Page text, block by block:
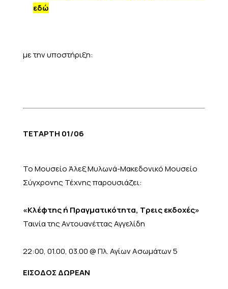
εδώ
με την υποστήριξη:
ΤΕΤΑΡΤΗ 01/06
Το Μουσείο Άλεξ Μυλωνά-Μακεδονικό Μουσείο
Σύγχρονης Τέχνης παρουσιάζει:
«Κλέφτης ή Πραγματικότητα, Τρεις εκδοχές»
Ταινία της Αντουανέττας Αγγελίδη
22:00, 01.00, 03.00 @ Πλ. Αγίων Ασωμάτων 5
ΕΙΣΟΔΟΣ ΔΩΡΕΑΝ